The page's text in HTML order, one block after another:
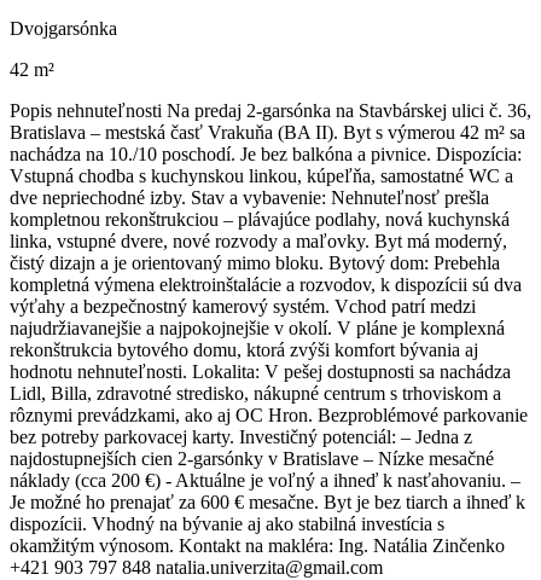
Dvojgarsónka
42 m²
Popis nehnuteľnosti Na predaj 2-garsónka na Stavbárskej ulici č. 36,
Bratislava – mestská časť Vrakuňa (BA II). Byt s výmerou 42 m² sa
nachádza na 10./10 poschodí. Je bez balkóna a pivnice. Dispozícia:
Vstupná chodba s kuchynskou linkou, kúpeľňa, samostatné WC a
dve nepriechodné izby. Stav a vybavenie: Nehnuteľnosť prešla
kompletnou rekonštrukciou – plávajúce podlahy, nová kuchynská
linka, vstupné dvere, nové rozvody a maľovky. Byt má moderný,
čistý dizajn a je orientovaný mimo bloku. Bytový dom: Prebehla
kompletná výmena elektroinštalácie a rozvodov, k dispozícii sú dva
výťahy a bezpečnostný kamerový systém. Vchod patrí medzi
najudržiavanejšie a najpokojnejšie v okolí. V pláne je komplexná
rekonštrukcia bytového domu, ktorá zvýši komfort bývania aj
hodnotu nehnuteľnosti. Lokalita: V pešej dostupnosti sa nachádza
Lidl, Billa, zdravotné stredisko, nákupné centrum s trhoviskom a
rôznymi prevádzkami, ako aj OC Hron. Bezproblémové parkovanie
bez potreby parkovacej karty. Investičný potenciál: – Jedna z
najdostupnejších cien 2-garsónky v Bratislave – Nízke mesačné
náklady (cca 200 €) - Aktuálne je voľný a ihneď k nasťahovaniu. –
Je možné ho prenajať za 600 € mesačne. Byt je bez tiarch a ihneď k
dispozícii. Vhodný na bývanie aj ako stabilná investícia s
okamžitým výnosom. Kontakt na makléra: Ing. Natália Zinčenko
+421 903 797 848 natalia.univerzita@gmail.com